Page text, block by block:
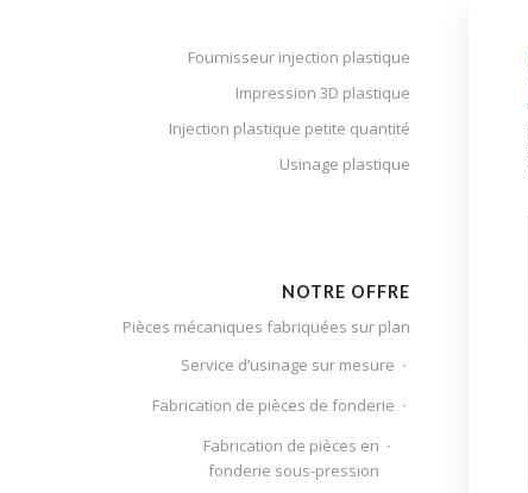
Fournisseur injection plastique
Impression 3D plastique
Injection plastique petite quantité
Usinage plastique
NOTRE OFFRE
Pièces mécaniques fabriquées sur plan
Service d’usinage sur mesure
Fabrication de pièces de fonderie
Fabrication de pièces en
fonderie sous-pression